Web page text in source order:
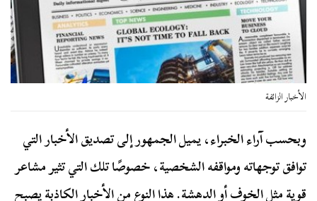
الأخبار الزائفة
وبحسب آراء الخبراء، يميل الجمهور إلى تصديق الأخبار التي
توافق توجهاته ومواقفه الشخصية، خصوصًا تلك التي تثير مشاعر
قوية مثل الخوف أو الدهشة. هذا النوع من الأخبار الكاذبة يصبح